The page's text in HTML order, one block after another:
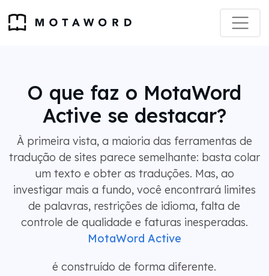
O que faz o MotaWord
Active se destacar?
À primeira vista, a maioria das ferramentas de
tradução de sites parece semelhante: basta colar
um texto e obter as traduções. Mas, ao
investigar mais a fundo, você encontrará limites
de palavras, restrições de idioma, falta de
controle de qualidade e faturas inesperadas.
MotaWord Active
é construído de forma diferente.